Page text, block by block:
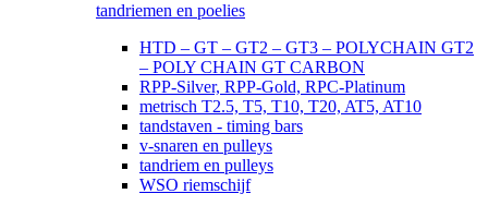
tandriemen en poelies
HTD – GT – GT2 – GT3 – POLYCHAIN GT2
– POLY CHAIN GT CARBON
RPP-Silver, RPP-Gold, RPC-Platinum
metrisch T2.5, T5, T10, T20, AT5, AT10
tandstaven - timing bars
v-snaren en pulleys
tandriem en pulleys
WSO riemschijf